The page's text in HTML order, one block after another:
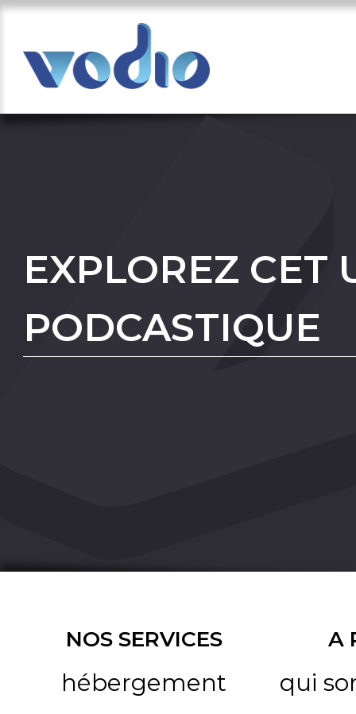
EXPLOREZ CET
PODCASTIQUE
NOS SERVICES
hébergement
A
qui